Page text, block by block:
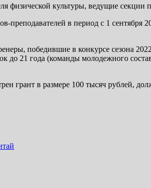
физической культуры, ведущие секции
преподавателей в период с 1
победившие в конкурсе сезона
21 года (команды молодежного
грант в размере 100 тысяч рублей,